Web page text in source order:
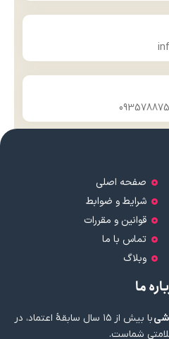
صفحه اصلی
شرایط و ضوابط
قوانین و مقررات
تماس با ما
وبلاگ
ما
با بیش از ۱۵ سال سابقهٔ اعتماد، در
شماست.